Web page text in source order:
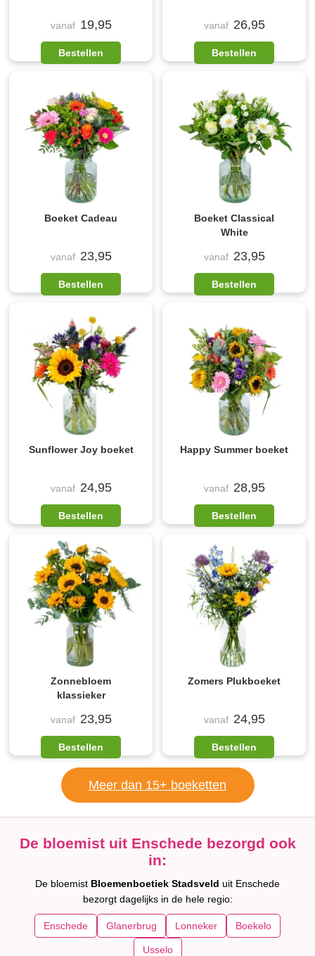
vanaf 19,95
Bestellen
vanaf 26,95
Bestellen
Boeket Cadeau
vanaf 23,95
Bestellen
Boeket Classical
White
vanaf 23,95
Bestellen
Sunflower Joy boeket
vanaf 24,95
Bestellen
Happy Summer boeket
vanaf 28,95
Bestellen
Zonnebloem
klassieker
vanaf 23,95
Bestellen
Zomers Plukboeket
vanaf 24,95
Bestellen
Meer dan 15+ boeketten
De bloemist uit Enschede bezorgd ook
in:
De bloemist Bloemenboetiek Stadsveld uit Enschede
bezorgt dagelijks in de hele regio:
Enschede Glanerbrug Lonneker Boekelo
Usselo